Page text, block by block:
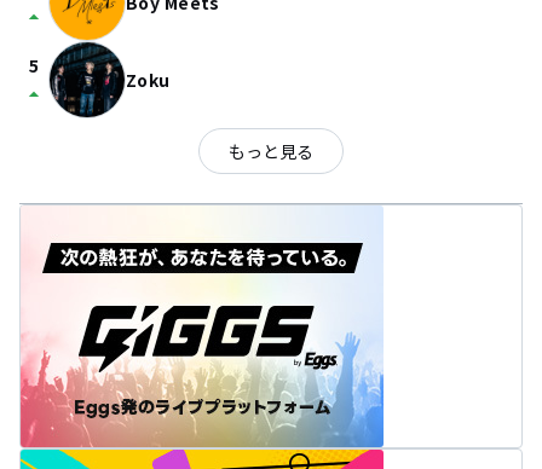
arrow_drop_up
5
arrow_drop_up Zoku
もっと見る